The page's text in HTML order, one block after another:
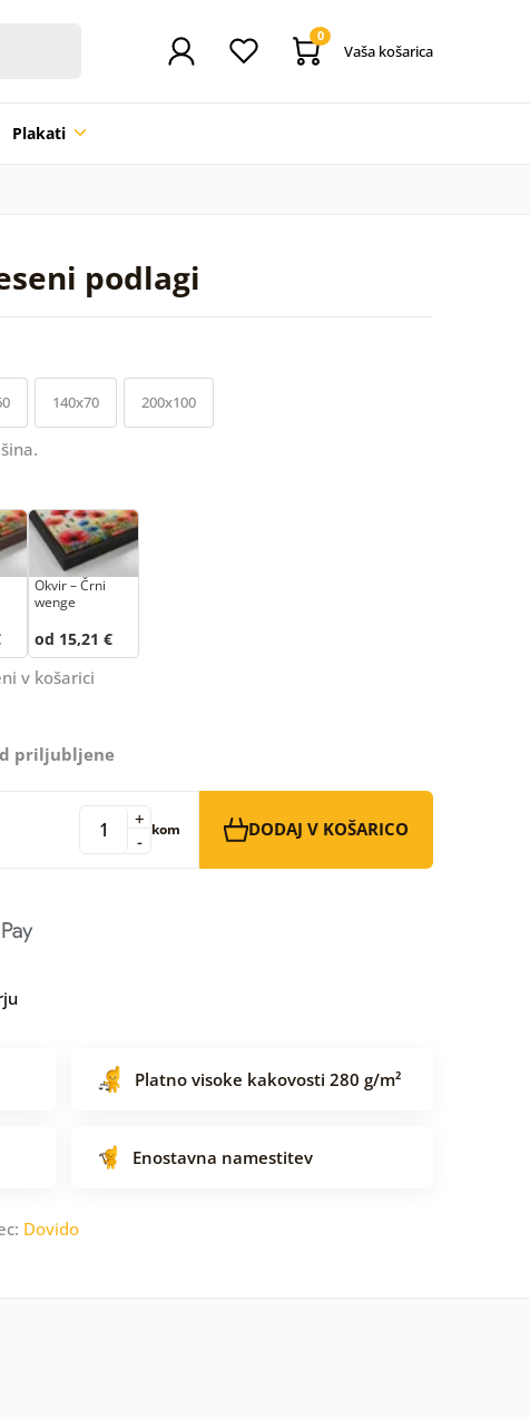
0
Vaša košarica
Plakati
podlagi
140x70 200x100
Okvir – Črni
wenge
od 15,21 €
v košarici
priljubljene
-
+ kom DODAJ V KOŠARICO
Platno visoke kakovosti 280 g/m²
Enostavna namestitev
Dovido